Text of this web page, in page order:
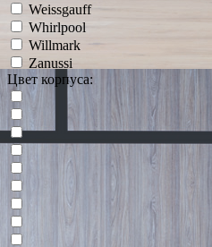
Weissgauff
Whirlpool
Willmark
Zanussi
Цвет корпуса: